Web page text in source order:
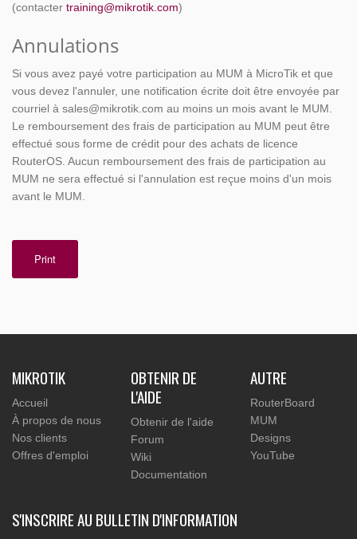
(contacter training@mikrotik.com)
Annulations
Si vous avez payé votre participation au MUM à MicroTik et que
vous devez l'annuler, une notification écrite doit être envoyée par
courriel à sales@mikrotik.com au moins un mois avant le MUM.
Le remboursement des frais de participation au MUM peut être
effectué sous forme de crédit pour des achats de licence
RouterOS. Aucun remboursement des frais de participation au
MUM ne sera effectué si l'annulation est reçue moins d'un mois
avant le MUM.
Print
MIKROTIK
Accueil
À propos de nous
Nos clients
Offres d'emploi
OBTENIR DE
L'AIDE
Obtenir de l'aide
Forum
Wiki
Documentation
AUTRE
RouterBoard
MUM
Designs
YouTube
S'INSCRIRE AU BULLETIN D'INFORMATION